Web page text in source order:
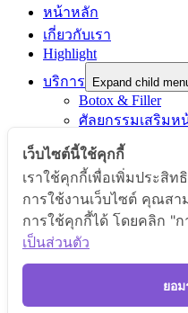
หน้าหลัก
เกี่ยวกับเรา
Highlight
บริการ
Expand child
Botox & Filler
ศัลยกรรมเสริมห
ศัลยกรรมตา
ศัลยกรรมจมูก / ตั
ศัลยกรรมคาง
ศัลยกรรมตกแต่
ดูดไขมัน
เว็บไซต์นี้ใช้คุกกี้
เราใช้คุกกี้เพื่อเพิ่มประสิ
การใช้งานเว็บไซต์ คุณสา
การใช้คุกกี้ได้ โดยคลิก "
เป็นส่วนตัว
ยอ